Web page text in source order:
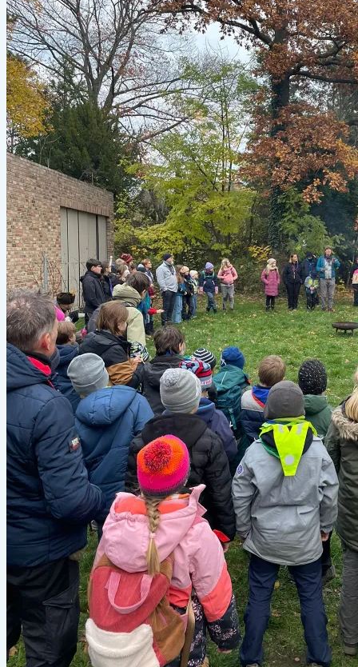
glücklich
zu
machen“
–
23.11.2024